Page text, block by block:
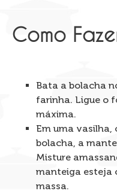
Como
Bata a bolacha
farinha. Ligue o
máxima.
Em uma vasilha,
bolacha, a
Misture
manteiga esteja
massa.